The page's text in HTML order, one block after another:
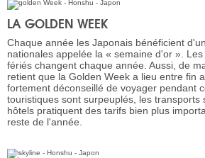
LA GOLDEN WEEK
Chaque année les Japonais bénéficient
nationales appelée la « semaine d'or ».
fériés changent chaque année. Aussi, de
retient que la Golden Week a lieu entre fin
fortement déconseillé de voyager pendant
touristiques sont surpeuplés, les transports
hôtels pratiquent des tarifs bien plus
reste de l'année.